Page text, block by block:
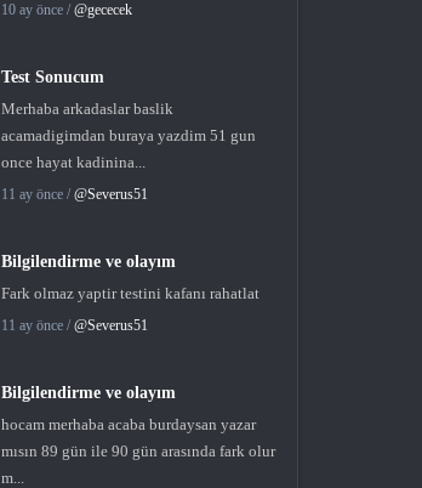
10 ay önce / @gececek
Test Sonucum
Merhaba arkadaslar baslik
acamadigimdan buraya yazdim 51 gun
once hayat kadinina...
11 ay önce / @Severus51
Bilgilendirme ve olayım
Fark olmaz yaptir testini kafanı rahatlat
11 ay önce / @Severus51
Bilgilendirme ve olayım
hocam merhaba acaba burdaysan yazar
mısın 89 gün ile 90 gün arasında fark olur
m...